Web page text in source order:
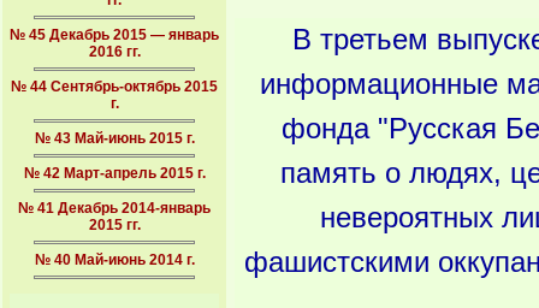
№ 45 Декабрь 2015 — январь
2016 гг.
№ 44 Сентябрь-октябрь 2015
г.
№ 43 Май-июнь 2015 г.
№ 42 Март-апрель 2015 г.
№ 41 Декабрь 2014-январь
2015 гг.
№ 40 Май-июнь 2014 г.
В третьем
информационные
фонда "Русская
память о людях,
невероятных
фашистскими